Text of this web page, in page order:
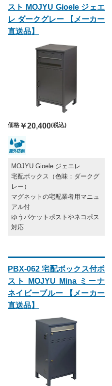
スト MOJYU Gioele ジェエ
レ ダークグレー 【メーカー
直送品】
価格 ￥20,400(税込)
MOJYU Gioele ジェエレ
宅配ボックス（色味：ダークグ
レー）
マグネットの宅配業者用マニュ
アル付
ゆうパケットポストやネコポス
対応
PBX-062 宅配ボックス付ポ
スト MOJYU Mina ミーナ
ネイビーブルー 【メーカー
直送品】